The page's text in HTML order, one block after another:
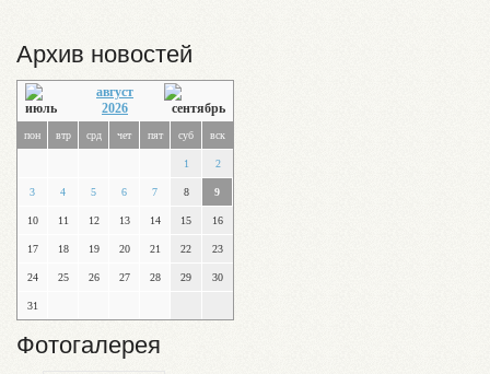
Архив новостей
август
2026
пон втр срд чет пят суб вск
1 2
3 4 5 6 7 8 9
10 11 12 13 14 15 16
17 18 19 20 21 22 23
24 25 26 27 28 29 30
31
Фотогалерея